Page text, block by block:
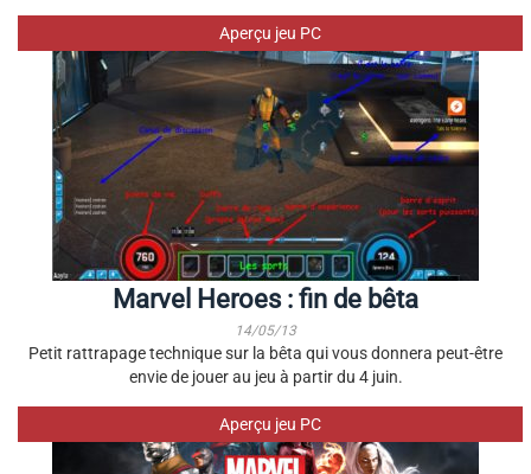
Aperçu jeu PC
Marvel Heroes : fin de bêta
14/05/13
Petit rattrapage technique sur la bêta qui vous donnera peut-être
envie de jouer au jeu à partir du 4 juin.
Aperçu jeu PC